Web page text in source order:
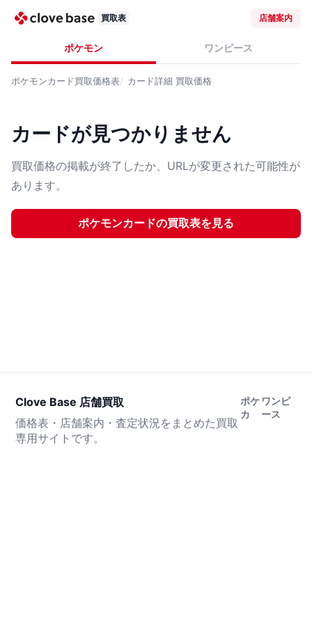
買取表 店舗案内
ポケモン ワンピース
ポケモンカード買取価格表 カード詳細 買取価格
カードが見つかりません
買取価格の掲載が終了したか、URLが変更された可能性が
あります。
ポケモンカードの買取表を見る
Clove Base 店舗買取
価格表・店舗案内・査定状況をまとめた買取
専用サイトです。
ポケ
カ
ワンピ
ース